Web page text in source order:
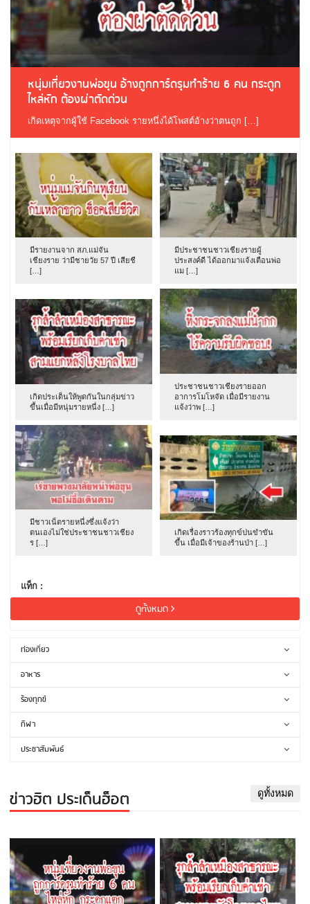
หนุ่มเที่ยวงานพ่อขุน อ้างถูกการ์ดรุมทำร้าย 6 คน กระดูก
ไหล่หัก ต้องผ่าตัดด่วน
เกิดเหตุจากผู้ใช้ Facebook รายหนึ่งได้โพสต์อ้างว่าตนถูก […]
มีรายงานจาก สภ.แม่จัน
เชียงราย ว่ามีชายวัย 57 ปี เสียชี
[…]
มีประชาชนชาวเชียงรายผู้
ประสงค์ดี ได้ออกมาแจ้งเตือนพ่อ
แม […]
เกิดประเด็นให้พูดกันในกลุ่มข่าว
ขึ้นเมื่อมีหนุ่มรายหนึ่ง […]
ประชาชนชาวเชียงรายออก
อาการโมโหจัด เมื่อมีรายงาน
แจ้งว่าพ […]
มีชาวเน็ตรายหนึ่งซึ่งแจ้งว่า
ตนเองไม่ใช่ประชาชนชาวเชียง
ร […]
เกิดเรื่องราวร้องทุกข์ปนขำขัน
ขึ้น เมื่อมีเจ้าของร้านป่า […]
แท็ก :
ดูทั้งหมด
ท่องเที่ยว
อาหาร
ร้องทุกข์
กีฬา
ประชาสัมพันธ์
ข่าวฮิต ประเด็นฮ็อต ดูทั้งหมด